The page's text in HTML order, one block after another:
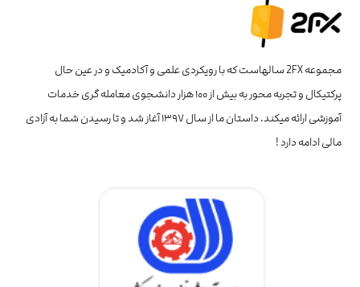
مجموعه 2FX سالهاست که با رویکردی علمی و آکادمیک و در عین حال
پرکتیکال و تجربه محور به بیش از ۱۰۰ هزار دانشجوی معامله گری خدمات
آموزشی ارائه میکند. داستان ما از سال ۱۳۹۷ آغاز شد و تا رسیدن شما به آزادی
مالی ادامه دارد !